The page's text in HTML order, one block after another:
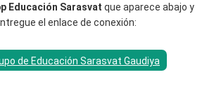
Educación Sarasvat que aparece abajo y
el enlace de conexión:
de Educación Sarasvat Gaudiya